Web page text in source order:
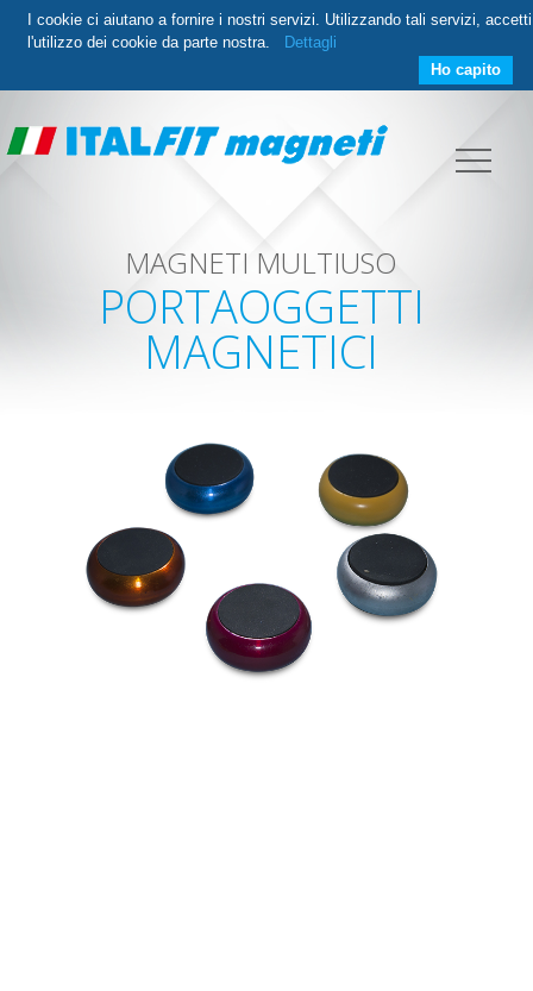
MAGNETI MULTIUSO
PORTAOGGETTI
MAGNETICI
I cookie ci aiutano a fornire i nostri servizi. Utilizzando tali servizi, accetti
l'utilizzo dei cookie da parte nostra.
Dettagli
Ho capito